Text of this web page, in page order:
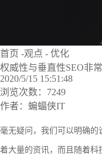
首页 -观点 - 优化
权威性与垂直性SEO非常
2020/5/15 15:51:48
浏览次数：7249
作者：蝙蝠侠IT
毫无疑问，我们可以明确
着大量的资讯，而且随着科